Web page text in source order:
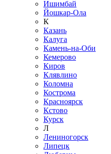
Ишимбай
Йошкар-Ола
К
Казань
Калуга
Камень-на-Оби
Кемерово
Киров
Клявлино
Коломна
Кострома
Красноярск
Кстово
Курск
Л
Лениногорск
Липецк